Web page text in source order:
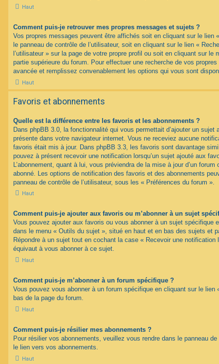
Haut
Comment puis-je retrouver mes propres messages et sujets ?
Vos propres messages peuvent être affichés soit en cliquant sur le lien
le panneau de contrôle de l’utilisateur, soit en cliquant sur le lien «
l’utilisateur » sur la page de votre propre profil ou soit en cliquant sur le
partie supérieure du forum. Pour effectuer une recherche de vos
avancée et remplissez convenablement les options qui vous sont
Haut
Favoris et abonnements
Quelle est la différence entre les favoris et les abonnements ?
Dans phpBB 3.0, la fonctionnalité qui vous permettait d’ajouter un
présente dans votre navigateur internet. Vous ne receviez aucune
favoris était mis à jour. Dans phpBB 3.3, les favoris sont davantage
pouvez à présent recevoir une notification lorsqu’un sujet ajouté aux
L’abonnement, quant à lui, vous préviendra de la mise à jour d’un forum
abonné. Les options de notification des favoris et des abonnements
panneau de contrôle de l’utilisateur, sous les « Préférences du forum ».
Haut
Comment puis-je ajouter aux favoris ou m’abonner à un sujet
Vous pouvez ajouter aux favoris ou vous abonner à un sujet spécifique
dans le menu « Outils du sujet », situé en haut et en bas des sujets et
Répondre à un sujet tout en cochant la case « Recevoir une notification
équivaut à vous abonner à ce sujet.
Haut
Comment puis-je m’abonner à un forum spécifique ?
Vous pouvez vous abonner à un forum spécifique en cliquant sur le lien
bas de la page du forum.
Haut
Comment puis-je résilier mes abonnements ?
Pour résilier vos abonnements, veuillez vous rendre dans le panneau
le lien vers vos abonnements.
Haut